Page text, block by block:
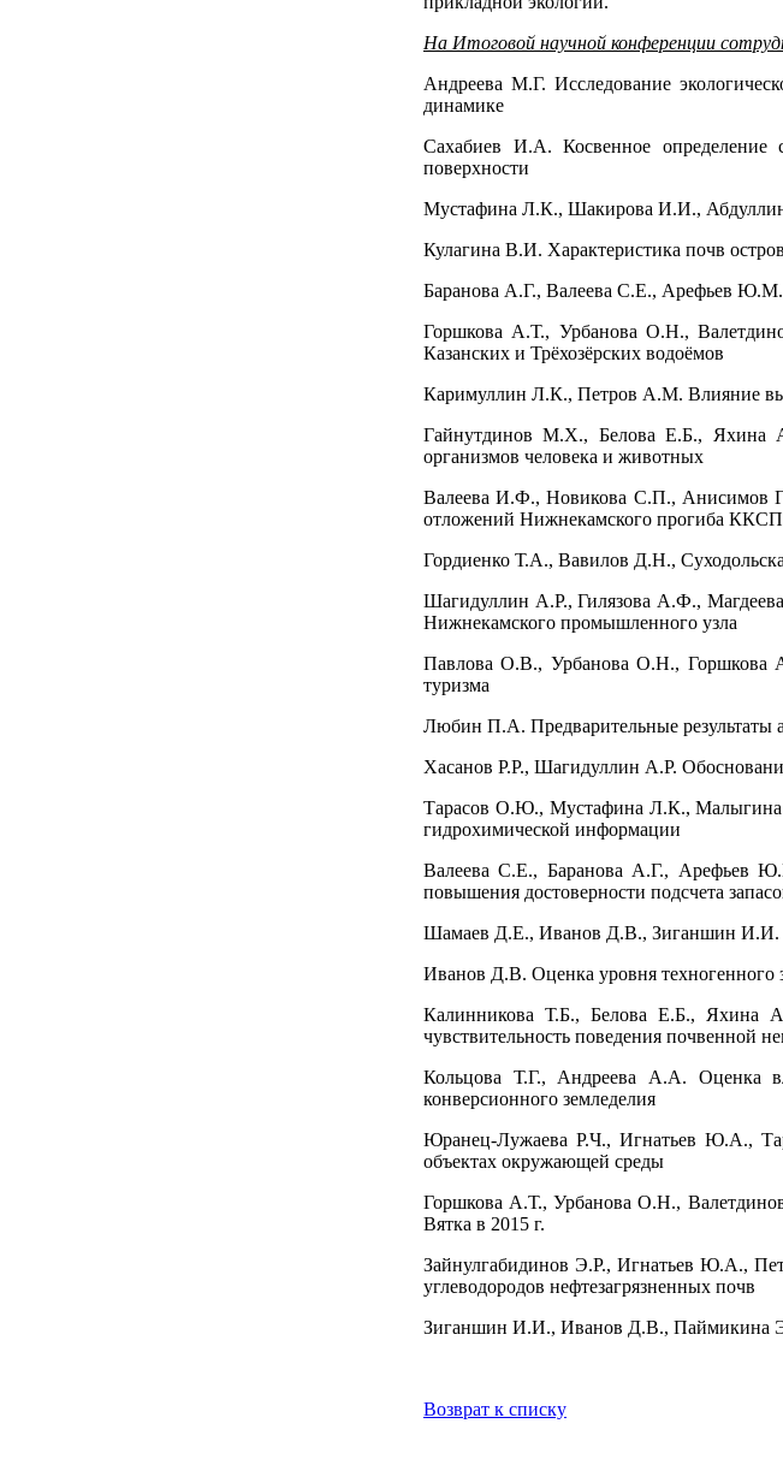
На Итоговой научной конференции
Андреева М.Г. Исследование
динамике
Сахабиев И.А. Косвенное определение
поверхности
Мустафина Л.К., Шакирова И.И.,
Кулагина В.И. Характеристика почв
Баранова А.Г., Валеева С.Е., Арефьев
Горшкова А.Т., Урбанова О.Н.,
Казанских и Трёхозёрских водоёмов
Каримуллин Л.К., Петров А.М. Влияние
Гайнутдинов М.Х., Белова Е.Б., Яхина
организмов человека и животных
Валеева И.Ф., Новикова С.П., Анисимов
отложений Нижнекамского прогиба ККСП
Гордиенко Т.А., Вавилов Д.Н.,
Шагидуллин А.Р., Гилязова А.Ф.,
Нижнекамского промышленного узла
Павлова О.В., Урбанова О.Н., Горшкова
туризма
Любин П.А. Предварительные результаты
Хасанов Р.Р., Шагидуллин А.Р.
Тарасов О.Ю., Мустафина Л.К., Малыгина
гидрохимической информации
Валеева С.Е., Баранова А.Г., Арефьев
повышения достоверности подсчета
Шамаев Д.Е., Иванов Д.В., Зиганшин И.И.
Иванов Д.В. Оценка уровня техногенного
Калинникова Т.Б., Белова Е.Б., Яхина
чувствительность поведения почвенной
Кольцова Т.Г., Андреева А.А. Оценка
конверсионного земледелия
Юранец-Лужаева Р.Ч., Игнатьев Ю.А.,
объектах окружающей среды
Горшкова А.Т., Урбанова О.Н.,
Вятка в 2015 г.
Зайнулгабидинов Э.Р., Игнатьев Ю.А.,
углеводородов нефтезагрязненных почв
Зиганшин И.И., Иванов Д.В., Паймикина
Возврат к списку